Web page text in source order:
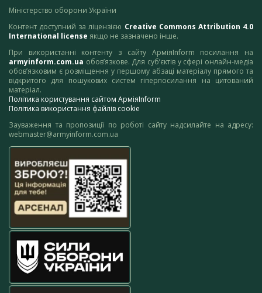
Міністерство оборони України
Контент доступний за ліцензією Creative Commons Attribution 4.0
International license якщо не зазначено інше.
При використанні контенту з сайту АрміяInform посилання на
armyinform.com.ua обов’язкове. Для суб’єктів у сфері онлайн-медіа
обов’язковим є розміщення у першому абзаці матеріалу прямого та
відкритого для пошукових систем гіперпосилання на цитований
матеріал.
Політика користування сайтом АрміяInform
Політика використання файлів cookie
Зауваження та пропозиції по роботі сайту надсилайте на адресу:
webmaster@armyinform.com.ua